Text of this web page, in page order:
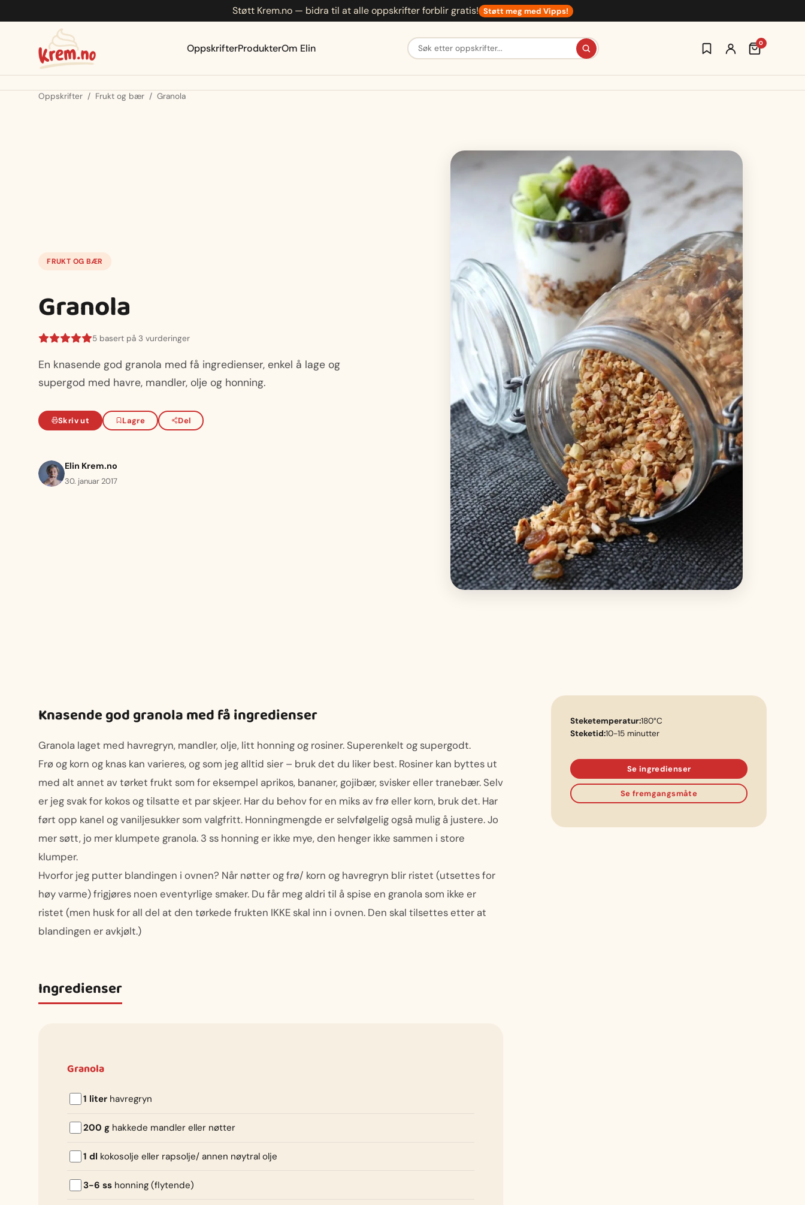
Støtt Krem.no — bidra til at alle oppskrifter forblir gratis! Støtt meg med Vipps!
OppskrifterProdukterOm Elin Søk etter oppskrifter 0
Oppskrifter / Frukt og bær / Granola
FRUKT OG BÆR
Granola
5 basert på 3 vurderinger
En knasende god granola med få ingredienser, enkel å lage og
supergod med havre, mandler, olje og honning.
Skriv ut Lagre Del
Elin Krem.no
30. januar 2017
Knasende god granola med få ingredienser
Granola laget med havregryn, mandler, olje, litt honning og rosiner. Superenkelt og supergodt.
Frø og korn og knas kan varieres, og som jeg alltid sier – bruk det du liker best. Rosiner kan byttes ut
med alt annet av tørket frukt som for eksempel aprikos, bananer, gojibær, svisker eller tranebær. Selv
er jeg svak for kokos og tilsatte et par skjeer. Har du behov for en miks av frø eller korn, bruk det. Har
ført opp kanel og vaniljesukker som valgfritt. Honningmengde er selvfølgelig også mulig å justere. Jo
mer søtt, jo mer klumpete granola. 3 ss honning er ikke mye, den henger ikke sammen i store
klumper.
Hvorfor jeg putter blandingen i ovnen? Når nøtter og frø/ korn og havregryn blir ristet (utsettes for
høy varme) frigjøres noen eventyrlige smaker. Du får meg aldri til å spise en granola som ikke er
ristet (men husk for all del at den tørkede frukten IKKE skal inn i ovnen. Den skal tilsettes etter at
blandingen er avkjølt.)
Ingredienser
Granola
1 liter havregryn
200 g hakkede mandler eller nøtter
1 dl kokosolje eller rapsolje/ annen nøytral olje
3-6 ss honning (flytende)
Steketemperatur:180°C
Steketid:10-15 minutter
Se ingredienser
Se fremgangsmåte